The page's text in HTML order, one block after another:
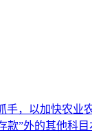
，以加快农业
”外的其他科